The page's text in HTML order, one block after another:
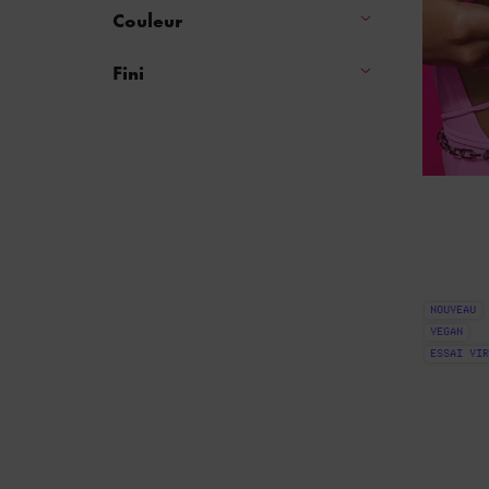
Couleur
Fini
NOUVEAU
VEGAN
ESSAI